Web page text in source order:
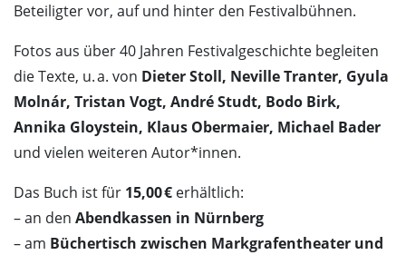
Beteiligter vor, auf und hinter den Festivalbühnen.
Fotos aus über 40 Jahren Festivalgeschichte begleiten
die Texte, u. a. von Dieter Stoll, Neville Tranter, Gyula
Molnár, Tristan Vogt, André Studt, Bodo Birk,
Annika Gloystein, Klaus Obermaier, Michael Bader
und vielen weiteren Autor*innen.
Das Buch ist für 15,00 € erhältlich:
– an den Abendkassen in Nürnberg
– am Büchertisch zwischen Markgrafentheater und